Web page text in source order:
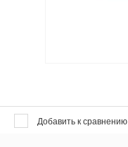
Добавить к сравнению
Выберите...